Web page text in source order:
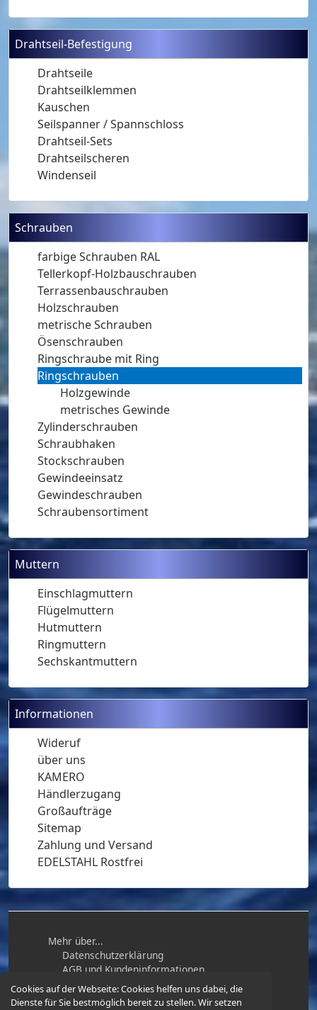
Cookies auf der Webseite:Cookies helfen uns dabei, die
Dienste für Sie bestmöglich bereit zu stellen. Wir setzen
Drahtseil-Befestigung
Drahtseile
Drahtseilklemmen
Kauschen
Seilspanner / Spannschloss
Drahtseil-Sets
Drahtseilscheren
Windenseil
Schrauben
farbige Schrauben RAL
Tellerkopf-Holzbauschrauben
Terrassenbauschrauben
Holzschrauben
metrische Schrauben
Ösenschrauben
Ringschraube mit Ring
Ringschrauben
Holzgewinde
metrisches Gewinde
Zylinderschrauben
Schraubhaken
Stockschrauben
Gewindeeinsatz
Gewindeschrauben
Schraubensortiment
Muttern
Einschlagmuttern
Flügelmuttern
Hutmuttern
Ringmuttern
Sechskantmuttern
Informationen
Wideruf
über uns
KAMERO
Händlerzugang
Großaufträge
Sitemap
Zahlung und Versand
EDELSTAHL Rostfrei
Mehr über...
Datenschutzerklärung
AGB und Kundeninformationen
Impressum
Widerrufsbelehrung / Muster-